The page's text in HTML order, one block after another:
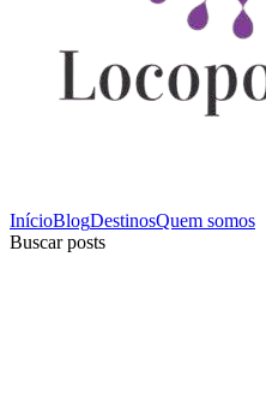
InícioBlogDestinosQuem somos
Buscar posts